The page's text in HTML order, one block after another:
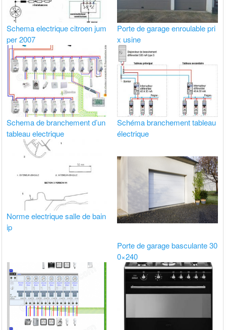
Schema electrique citroen jum
per 2007
Porte de garage enroulable pri
x usine
Schema de branchement d’un
tableau electrique
Schéma branchement tableau
électrique
Norme electrique salle de bain
ip
Porte de garage basculante 30
0×240